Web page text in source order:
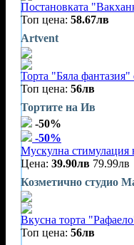
Постановката
Топ цена: 58.67лв
Artvent
Торта "Бяла фантазия"
Топ цена: 56лв
Тортите на Ив
-50%
-50%
Mускулна
Цена: 39.90лв 79.99лв
Козметично студио
Вкусна торта
Топ цена: 56лв